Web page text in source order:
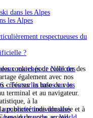
cookies pour collecter des
également avec nos
créés sur la base de vos
terminal et au navigateur.
à la
publicité individualisée et à
dans les Alpes
les Alpes
respectueuses du
?
marchés de Noël des
- Toutes les infos sur les
protections dorsales